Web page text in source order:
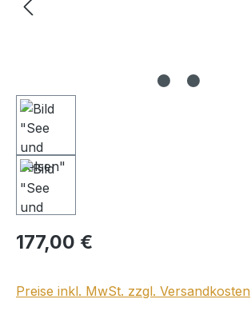
Regulärer Preis:
177,00 €
Preise inkl. MwSt. zzgl. Versandkosten